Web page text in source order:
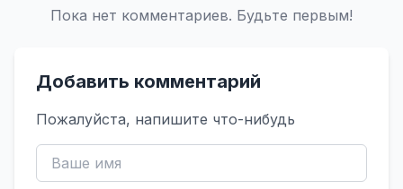
Пока нет комментариев. Будьте первым!
Добавить комментарий
Пожалуйста, напишите что-нибудь